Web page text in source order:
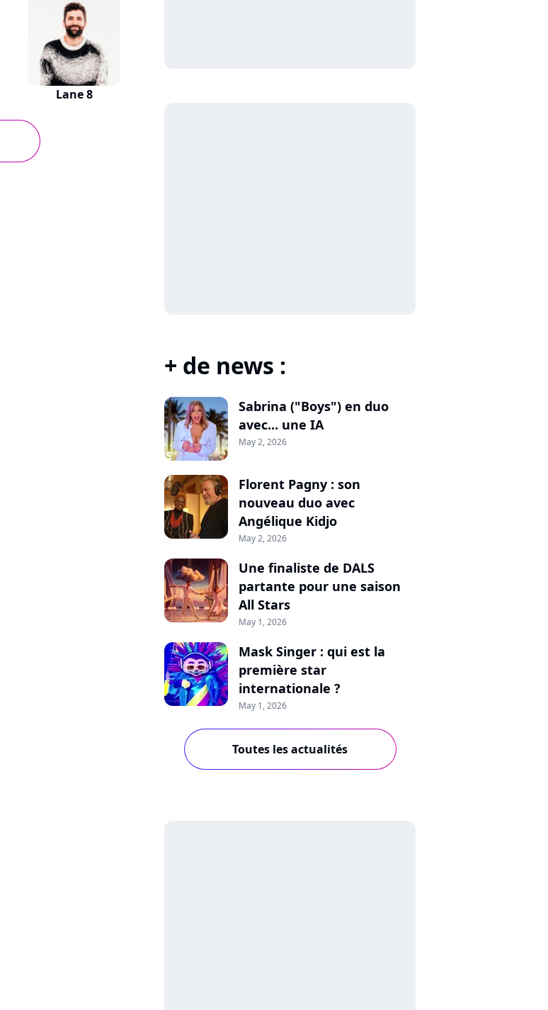
Lane 8
+ de news :
Sabrina ("Boys") en duo
avec... une IA
May 2, 2026
Florent Pagny : son
nouveau duo avec
Angélique Kidjo
May 2, 2026
Une finaliste de DALS
partante pour une saison
All Stars
May 1, 2026
Mask Singer : qui est la
première star
internationale ?
May 1, 2026
Toutes les actualités